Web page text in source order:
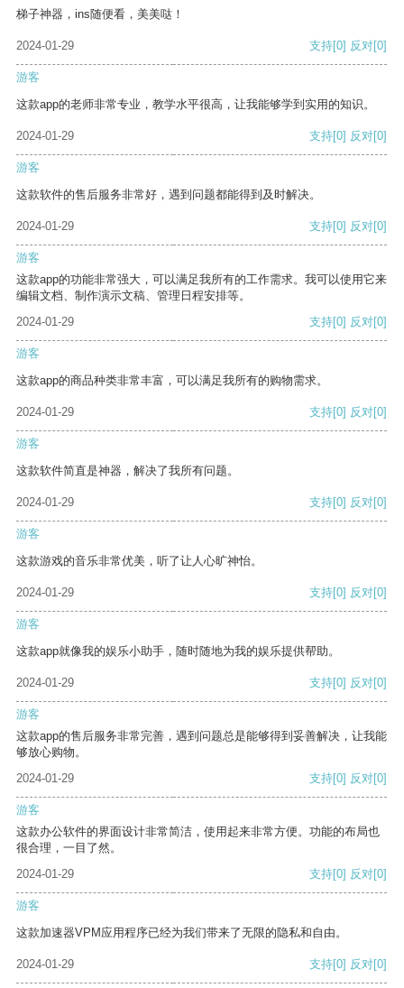
梯子神器，ins随便看，美美哒！
2024-01-29 支持[0] 反对[0]
游客
这款app的老师非常专业，教学水平很高，让我能够学到实用的知识。
2024-01-29 支持[0] 反对[0]
游客
这款软件的售后服务非常好，遇到问题都能得到及时解决。
2024-01-29 支持[0] 反对[0]
游客
这款app的功能非常强大，可以满足我所有的工作需求。我可以使用它来
编辑文档、制作演示文稿、管理日程安排等。
2024-01-29
支持[0] 反对[0]
游客
这款app的商品种类非常丰富，可以满足我所有的购物需求。
2024-01-29 支持[0] 反对[0]
游客
这款软件简直是神器，解决了我所有问题。
2024-01-29 支持[0] 反对[0]
游客
这款游戏的音乐非常优美，听了让人心旷神怡。
2024-01-29 支持[0] 反对[0]
游客
这款app就像我的娱乐小助手，随时随地为我的娱乐提供帮助。
2024-01-29 支持[0] 反对[0]
游客
这款app的售后服务非常完善，遇到问题总是能够得到妥善解决，让我能
够放心购物。
2024-01-29
支持[0] 反对[0]
游客
这款办公软件的界面设计非常简洁，使用起来非常方便。功能的布局也
很合理，一目了然。
2024-01-29
支持[0] 反对[0]
游客
这款加速器VPM应用程序已经为我们带来了无限的隐私和自由。
2024-01-29 支持[0] 反对[0]